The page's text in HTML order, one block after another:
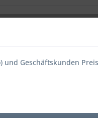
Alu
und Geschäftskunden